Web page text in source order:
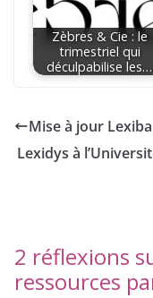
Zèbres & Cie : le
trimestriel qui
déculpabilise les…
Mise à jour
Lexidys à
2 réflexions
ressources